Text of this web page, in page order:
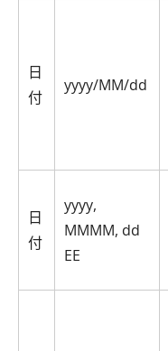
日
付
yyyy/MM/dd
日
付
yyyy,
MMMM, dd
EE